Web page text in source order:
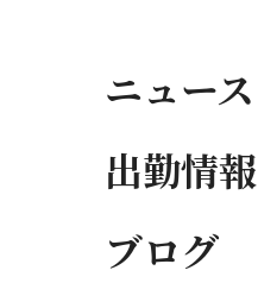
ニュース
出勤情報
ブログ